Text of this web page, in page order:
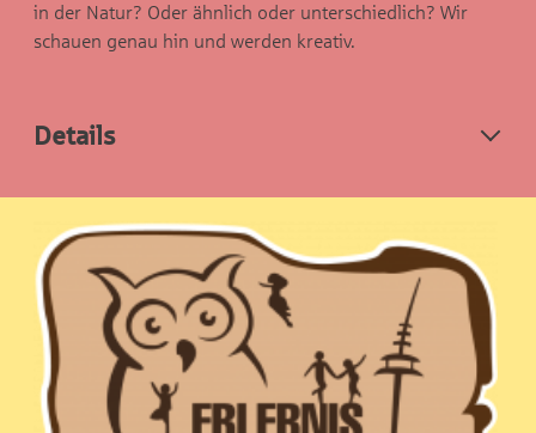
in der Natur? Oder ähnlich oder unterschiedlich? Wir
schauen genau hin und werden kreativ.
Details